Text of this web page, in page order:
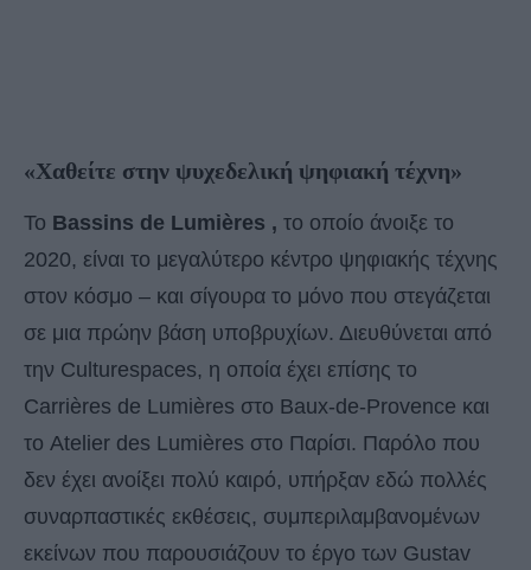
«Χαθείτε στην ψυχεδελική ψηφιακή τέχνη»
Το Bassins de Lumières , το οποίο άνοιξε το
2020, είναι το μεγαλύτερο κέντρο ψηφιακής τέχνης
στον κόσμο – και σίγουρα το μόνο που στεγάζεται
σε μια πρώην βάση υποβρυχίων. Διευθύνεται από
την Culturespaces, η οποία έχει επίσης το
Carrières de Lumières στο Baux-de-Provence και
το Atelier des Lumières στο Παρίσι. Παρόλο που
δεν έχει ανοίξει πολύ καιρό, υπήρξαν εδώ πολλές
συναρπαστικές εκθέσεις, συμπεριλαμβανομένων
εκείνων που παρουσιάζουν το έργο των Gustav